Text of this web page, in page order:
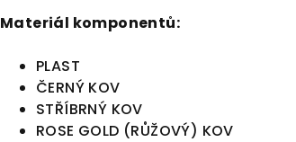
Materiál komponentů:
PLAST
ČERNÝ KOV
STŘÍBRNÝ KOV
ROSE GOLD (RŮŽOVÝ) KOV